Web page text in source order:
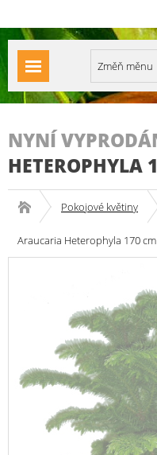
NYNÍ
HETEROPHYLA
Pokojové květiny
Araucaria Heterophyla 170 cm